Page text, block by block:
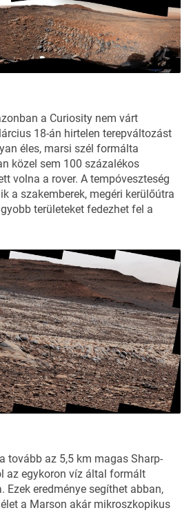
a Curiosity nem várt
18-án hirtelen terepváltozást
éles, marsi szél formálta
közel sem 100 százalékos
volna a rover. A tempóveszteség
a szakemberek, megéri kerülőútra
területeket fedezhet fel a
tovább az 5,5 km magas Sharp-
az egykoron víz által formált
Ezek eredménye segíthet abban,
a Marson akár mikroszkopikus